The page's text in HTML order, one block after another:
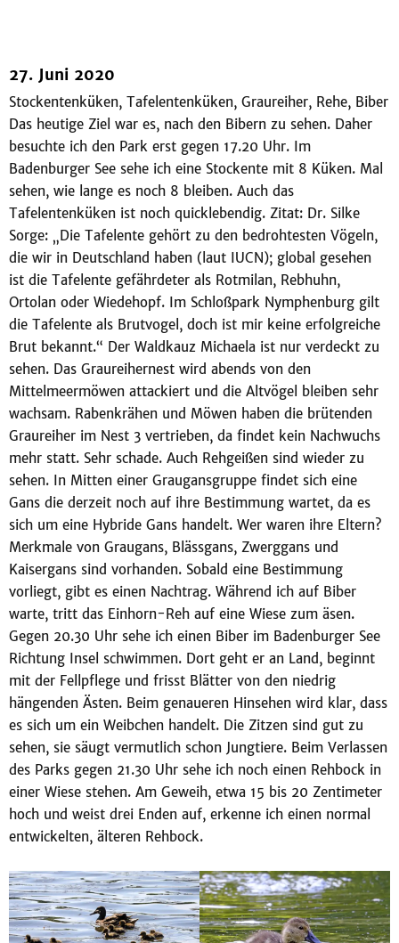
27. Juni 2020
Stockentenküken, Tafelentenküken, Graureiher, Rehe, Biber
Das heutige Ziel war es, nach den Bibern zu sehen. Daher
besuchte ich den Park erst gegen 17.20 Uhr. Im
Badenburger See sehe ich eine Stockente mit 8 Küken. Mal
sehen, wie lange es noch 8 bleiben. Auch das
Tafelentenküken ist noch quicklebendig. Zitat: Dr. Silke
Sorge: „Die Tafelente gehört zu den bedrohtesten Vögeln,
die wir in Deutschland haben (laut IUCN); global gesehen
ist die Tafelente gefährdeter als Rotmilan, Rebhuhn,
Ortolan oder Wiedehopf. Im Schloßpark Nymphenburg gilt
die Tafelente als Brutvogel, doch ist mir keine erfolgreiche
Brut bekannt.“ Der Waldkauz Michaela ist nur verdeckt zu
sehen. Das Graureihernest wird abends von den
Mittelmeermöwen attackiert und die Altvögel bleiben sehr
wachsam. Rabenkrähen und Möwen haben die brütenden
Graureiher im Nest 3 vertrieben, da findet kein Nachwuchs
mehr statt. Sehr schade. Auch Rehgeißen sind wieder zu
sehen. In Mitten einer Graugansgruppe findet sich eine
Gans die derzeit noch auf ihre Bestimmung wartet, da es
sich um eine Hybride Gans handelt. Wer waren ihre Eltern?
Merkmale von Graugans, Blässgans, Zwerggans und
Kaisergans sind vorhanden. Sobald eine Bestimmung
vorliegt, gibt es einen Nachtrag. Während ich auf Biber
warte, tritt das Einhorn-Reh auf eine Wiese zum äsen.
Gegen 20.30 Uhr sehe ich einen Biber im Badenburger See
Richtung Insel schwimmen. Dort geht er an Land, beginnt
mit der Fellpflege und frisst Blätter von den niedrig
hängenden Ästen. Beim genaueren Hinsehen wird klar, dass
es sich um ein Weibchen handelt. Die Zitzen sind gut zu
sehen, sie säugt vermutlich schon Jungtiere. Beim Verlassen
des Parks gegen 21.30 Uhr sehe ich noch einen Rehbock in
einer Wiese stehen. Am Geweih, etwa 15 bis 20 Zentimeter
hoch und weist drei Enden auf, erkenne ich einen normal
entwickelten, älteren Rehbock.